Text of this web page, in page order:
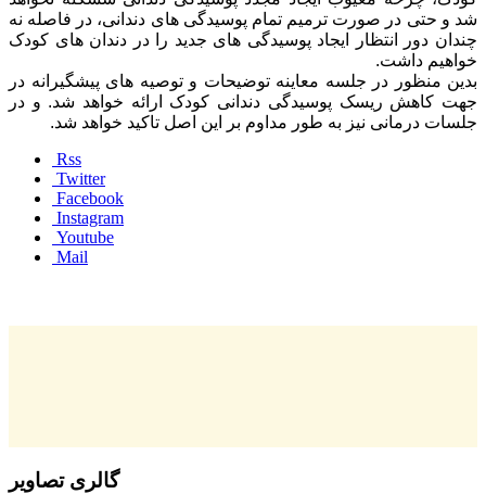
شد و حتی در صورت ترمیم تمام پوسیدگی های دندانی، در فاصله نه
چندان دور انتظار ایجاد پوسیدگی های جدید را در دندان های کودک
خواهیم داشت.
بدین منظور در جلسه معاینه توضیحات و توصیه های پیشگیرانه در
جهت کاهش ریسک پوسیدگی دندانی کودک ارائه خواهد شد. و در
جلسات درمانی نیز به طور مداوم بر این اصل تاکید خواهد شد.
Rss
Twitter
Facebook
Instagram
Youtube
Mail
گالری تصاویر